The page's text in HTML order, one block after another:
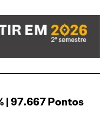
| 97.667 Pontos